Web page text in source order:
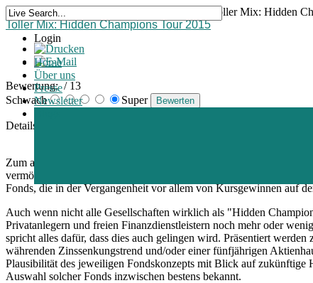
Login
Home
Über uns
Presse
Newsletter
Home > Blogs >
Toller Mix: Hidden
Toller Mix: Hidden Champions Tour 2015
Bewertung:/ 13
Schwach
Super
Details
Zum achten Mal gehen in diesem Jahr sechs „Hidden Champions“
vermögensverwaltender Fonds für Sie zusammengestellt.
Fonds, die in der Vergangenheit vor allem von Kursgewinnen auf
Auch wenn nicht alle Gesellschaften wirklich als "Hidden
Privatanlegern und freien Finanzdienstleistern noch mehr oder
spricht alles dafür, dass dies auch gelingen wird. Präsentiert
währenden Zinssenkungstrend und/oder einer fünfjährigen
Plausibilität des jeweiligen Fondskonzepts mit Blick auf zukünftige
Auswahl solcher Fonds inzwischen bestens bekannt.